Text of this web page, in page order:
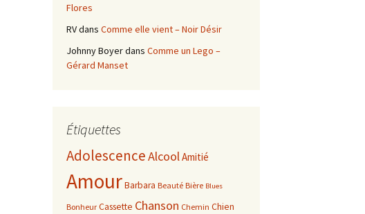
Flores
RVdans Comme elle vient – Noir Désir
Johnny Boyerdans Comme un Lego –
Gérard Manset
Étiquettes
AdolescenceAlcoolAmitié
AmourBarbara Beauté Bière Blues
Bonheur Cassette Chanson Chemin Chien